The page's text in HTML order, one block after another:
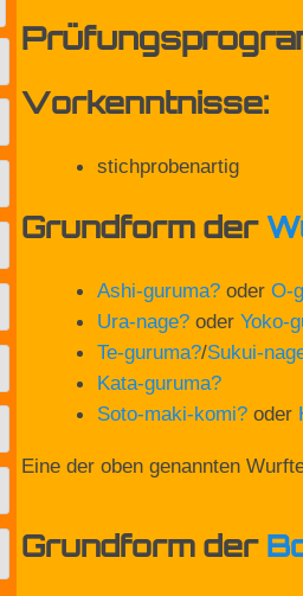
Vorkenntnisse:
stichprobenartig
Grundform der
Ashi-guruma? oder O-
Ura-nage? oder Yoko-
Te-guruma?/Sukui-
Kata-guruma?
Soto-maki-komi? oder
Eine der oben genannten
Grundform der